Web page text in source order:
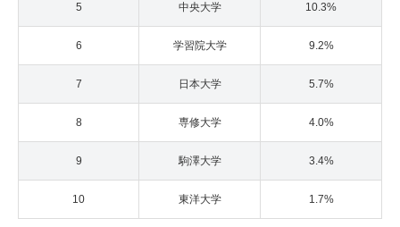
5 中央大学 10.3%
6 学習院大学 9.2%
7 日本大学 5.7%
8 専修大学 4.0%
9 駒澤大学 3.4%
10 東洋大学 1.7%